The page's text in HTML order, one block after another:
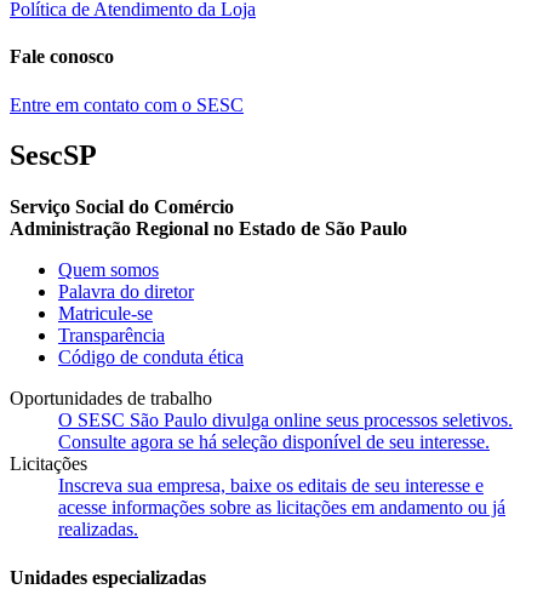
Política de Atendimento da Loja
Fale conosco
Entre em contato com o SESC
SescSP
Serviço Social do Comércio
Administração Regional no Estado de São Paulo
Quem somos
Palavra do diretor
Matricule-se
Transparência
Código de conduta ética
Oportunidades de trabalho
O SESC São Paulo divulga online seus processos seletivos.
Consulte agora se há seleção disponível de seu interesse.
Licitações
Inscreva sua empresa, baixe os editais de seu interesse e
acesse informações sobre as licitações em andamento ou já
realizadas.
Unidades especializadas